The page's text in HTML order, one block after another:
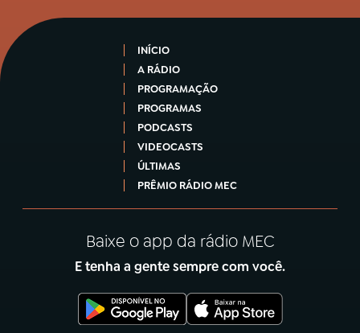
INÍCIO
A RÁDIO
PROGRAMAÇÃO
PROGRAMAS
PODCASTS
VIDEOCASTS
ÚLTIMAS
PRÊMIO RÁDIO MEC
Baixe o app da rádio MEC
E tenha a gente sempre com você.